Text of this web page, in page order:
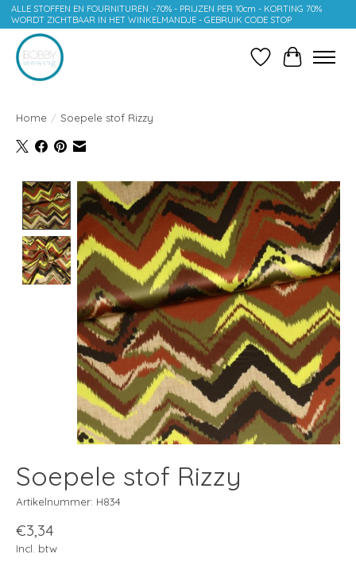
ALLE STOFFEN EN FOURNITUREN :-70% - PRIJZEN PER 10cm - KORTING 70%
WORDT ZICHTBAAR IN HET WINKELMANDJE - GEBRUIK CODE STOP
Verlanglijst
Home / Soepele stof Rizzy
Product image slideshow Items
Soepele stof Rizzy
Artikelnummer: H834
€3,34
Incl. btw